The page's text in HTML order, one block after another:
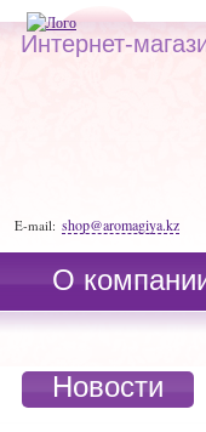
Интернет-
E-mail: shop@aromagiya.kz
О
Новости